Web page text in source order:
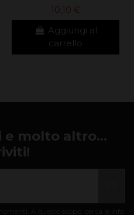
10,10 €
Aggiungi al
carrello
molto altro...